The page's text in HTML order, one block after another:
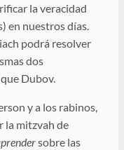
la veracidad
en nuestros días.
podrá resolver
dos
Dubov.
y a los rabinos,
la mitzvah de
sobre las